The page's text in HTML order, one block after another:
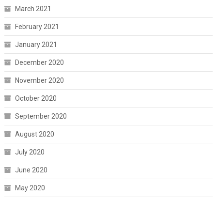
March 2021
February 2021
January 2021
December 2020
November 2020
October 2020
September 2020
August 2020
July 2020
June 2020
May 2020